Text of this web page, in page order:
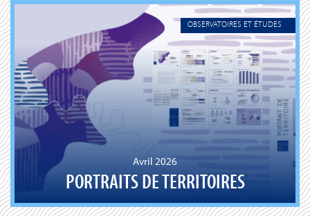
OBSERVATOIRES ET ÉTUDES
Avril 2026
PORTRAITS DE TERRITOIRES